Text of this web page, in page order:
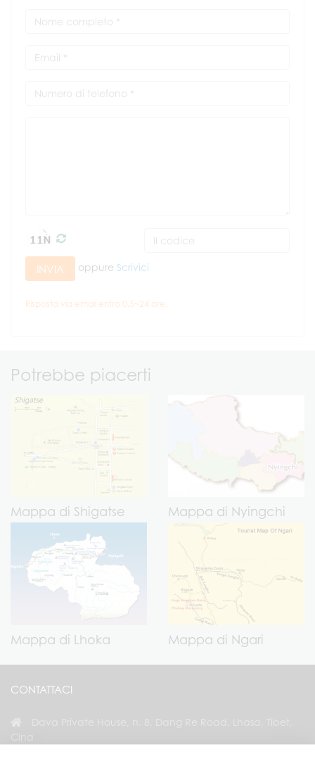
INVIA oppure Scrivici
Risposta via email entro 0,5~24 ore.
Potrebbe piacerti
Mappa di Shigatse Mappa di Nyingchi
Mappa di Lhoka Mappa di Ngari
CONTATTACI